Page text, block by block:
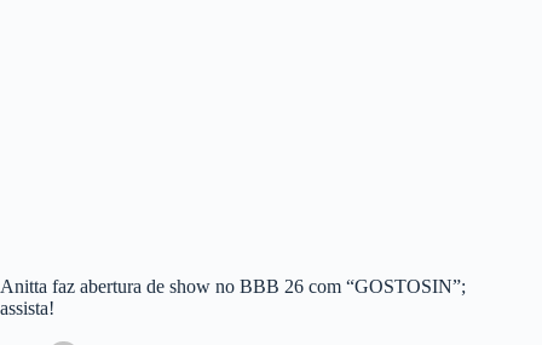
Anitta faz abertura de show no BBB 26 com “GOSTOSIN”;
assista!